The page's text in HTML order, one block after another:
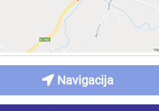
Navigacija